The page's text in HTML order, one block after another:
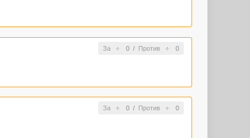
За 0/ Против 0
За 0/ Против 0